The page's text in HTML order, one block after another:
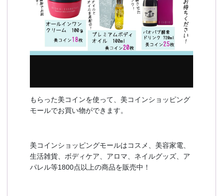
もらった美コインを使って、美コインショッピング
モールでお買い物ができます。
美コインショッピングモールはコスメ、美容家電、
生活雑貨、ボディケア、アロマ、ネイルグッズ、ア
パレル等1800点以上の商品を販売中！